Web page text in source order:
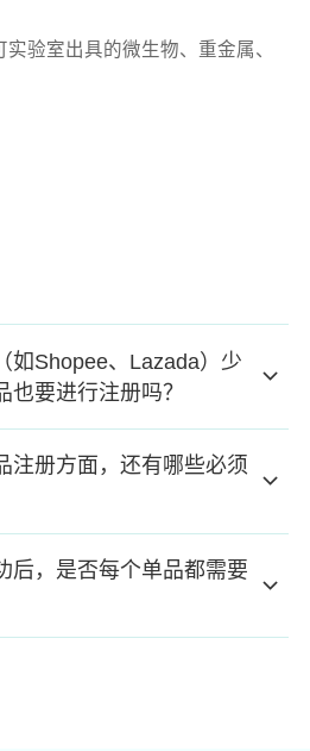
验室出具的微生物、重金属、
如Shopee、Lazada）少
要进行注册吗？
注册方面，还有哪些必须
后，是否每个单品都需要